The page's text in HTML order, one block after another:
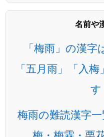
名前や
「梅雨」の漢字
「五月雨」「入
梅雨の難読漢字